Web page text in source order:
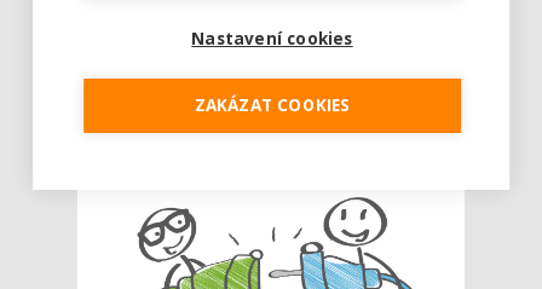
sítím Brno za deset měsíců
čtyřicet procent nákladů
AUTOR: REDAKCE
RUBRIKA: NEJČTENĚJŠÍ
Nastavení cookies
ZAKÁZAT COOKIES